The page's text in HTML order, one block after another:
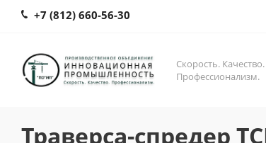
+7 (812) 660-56-30
Скорость. Качество.
Профессионализм.
Траверса-спредер